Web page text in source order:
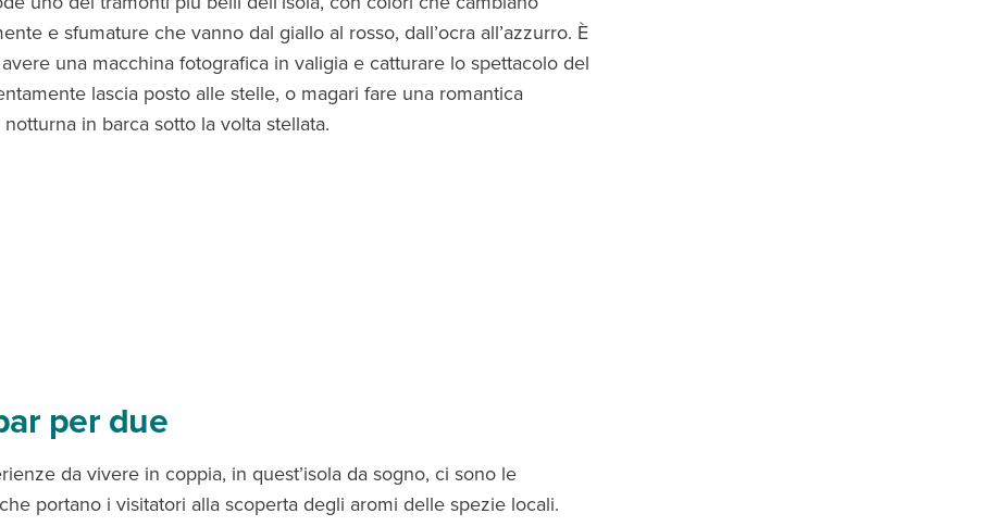
e sfumature che vanno dal giallo al rosso, dall’ocra all’azzurro. È
una macchina fotografica in valigia e catturare lo spettacolo del
lascia posto alle stelle, o magari fare una romantica
in barca sotto la volta stellata.
per due
da vivere in coppia, in quest’isola da sogno, ci sono le
portano i visitatori alla scoperta degli aromi delle spezie locali.